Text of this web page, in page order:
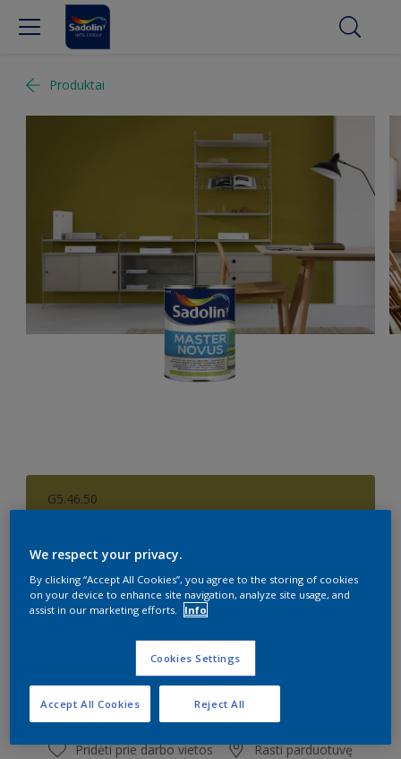
Produktai
G5.46.50
1 l 2,5 l
Skaičiuoti
Pridėti prie darbo vietos Rasti parduotuvę
We respect your privacy.
By clicking “Accept All Cookies”, you agree to the storing of cookies
on your device to enhance site navigation, analyze site usage, and
assist in our marketing efforts.
Info
Cookies Settings
Reject All
Accept All Cookies